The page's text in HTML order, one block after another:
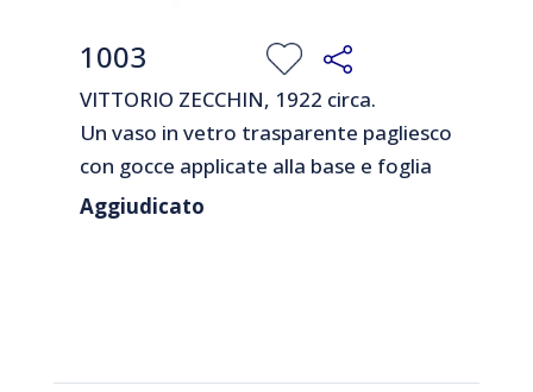
1003
VITTORIO ZECCHIN, 1922 circa.
Un vaso in vetro trasparente pagliesco
con gocce applicate alla base e foglia
oro (lieve difetto).
Aggiudicato